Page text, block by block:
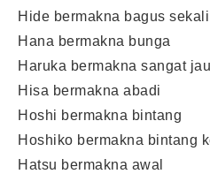
Hide bermakna bagus sekali
Hana bermakna bunga
Haruka bermakna sangat
Hisa bermakna abadi
Hoshi bermakna bintang
Hoshiko bermakna bintang
Hatsu bermakna awal